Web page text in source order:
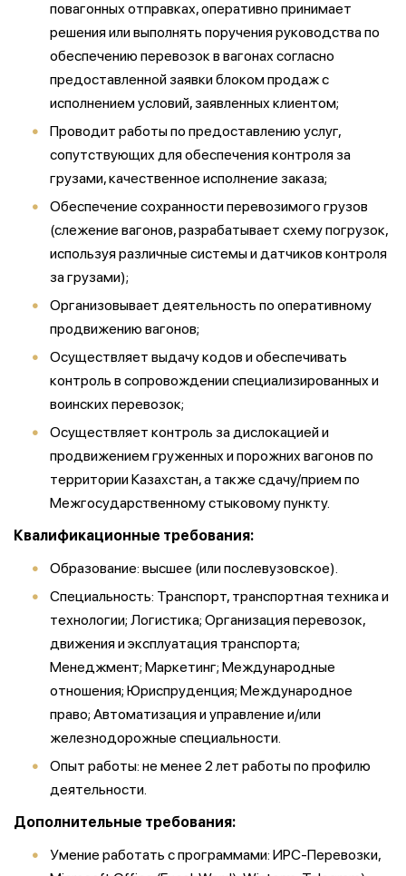
повагонных отправках, оперативно принимает
решения или выполнять поручения руководства по
обеспечению перевозок в вагонах согласно
предоставленной заявки блоком продаж с
исполнением условий, заявленных клиентом;
Проводит работы по предоставлению услуг,
сопутствующих для обеспечения контроля за
грузами, качественное исполнение заказа;
Обеспечение сохранности перевозимого грузов
(слежение вагонов, разрабатывает схему погрузок,
используя различные системы и датчиков контроля
за грузами);
Организовывает деятельность по оперативному
продвижению вагонов;
Осуществляет выдачу кодов и обеспечивать
контроль в сопровождении специализированных и
воинских перевозок;
Осуществляет контроль за дислокацией и
продвижением груженных и порожних вагонов по
территории Казахстан, а также сдачу/прием по
Межгосударственному стыковому пункту.
Квалификационные требования:
Образование: высшее (или послевузовское).
Специальность: Транспорт, транспортная техника и
технологии; Логистика; Организация перевозок,
движения и эксплуатация транспорта;
Менеджмент; Маркетинг; Международные
отношения; Юриспруденция; Международное
право; Автоматизация и управление и/или
железнодорожные специальности.
Опыт работы: не менее 2 лет работы по профилю
деятельности.
Дополнительные требования:
Умение работать с программами: ИРС-Перевозки,